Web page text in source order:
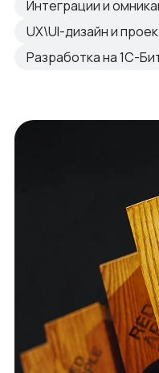
Интеграции и
UX\UI-дизайн и
Разработка на 1С-